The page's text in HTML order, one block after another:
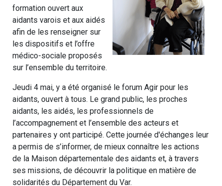
formation ouvert aux
aidants varois et aux aidés
afin de les renseigner sur
les dispositifs et l’offre
médico-sociale proposés
sur l’ensemble du territoire.
Jeudi 4 mai, y a été organisé le forum Agir pour les
aidants, ouvert à tous. Le grand public, les proches
aidants, les aidés, les professionnels de
l’accompagnement et l’ensemble des acteurs et
partenaires y ont participé. Cette journée d'échanges leur
a permis de s’informer, de mieux connaître les actions
de la Maison départementale des aidants et, à travers
ses missions, de découvrir la politique en matière de
solidarités du Département du Var.